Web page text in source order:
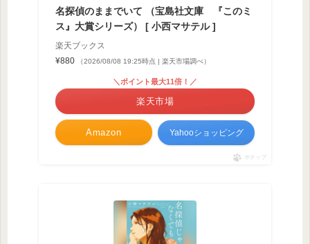
名探偵のままでいて （宝島社文庫 『このミ
ス』大賞シリーズ） [ 小西マサテル ]
楽天ブックス
¥880
（2026/08/08 19:25時点 | 楽天市場調べ）
Amazon
＼ポイント最大11倍！／
楽天市場
Yahooショッピング
ポチップ